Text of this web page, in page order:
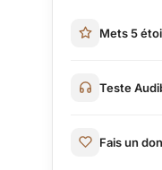
Mets 5
Teste
Fais un don